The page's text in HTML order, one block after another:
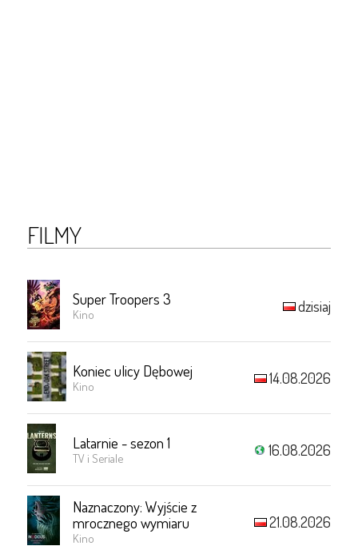
FILMY
Super Troopers 3
Kino dzisiaj
Koniec ulicy Dębowej
Kino 14.08.2026
Latarnie - sezon 1
TV i Seriale 16.08.2026
Naznaczony: Wyjście z
mrocznego wymiaru
Kino
21.08.2026